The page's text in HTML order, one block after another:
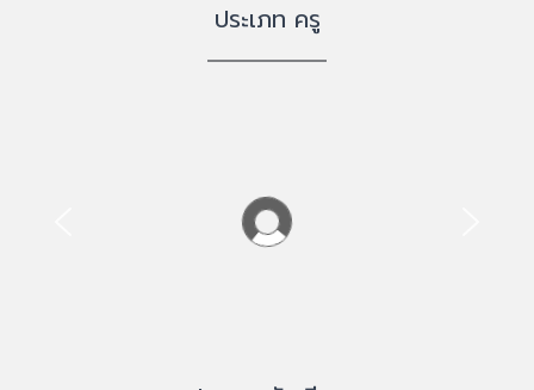
ประเภท ครู